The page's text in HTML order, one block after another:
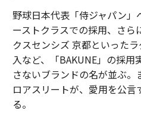
野球日本代表「侍ジャパン」
ーストクラスでの採用、さら
クスセンシズ 京都といった
入など、「BAKUNE」の採
さないブランドの名が並ぶ
ロアスリートが、愛用を公
る。